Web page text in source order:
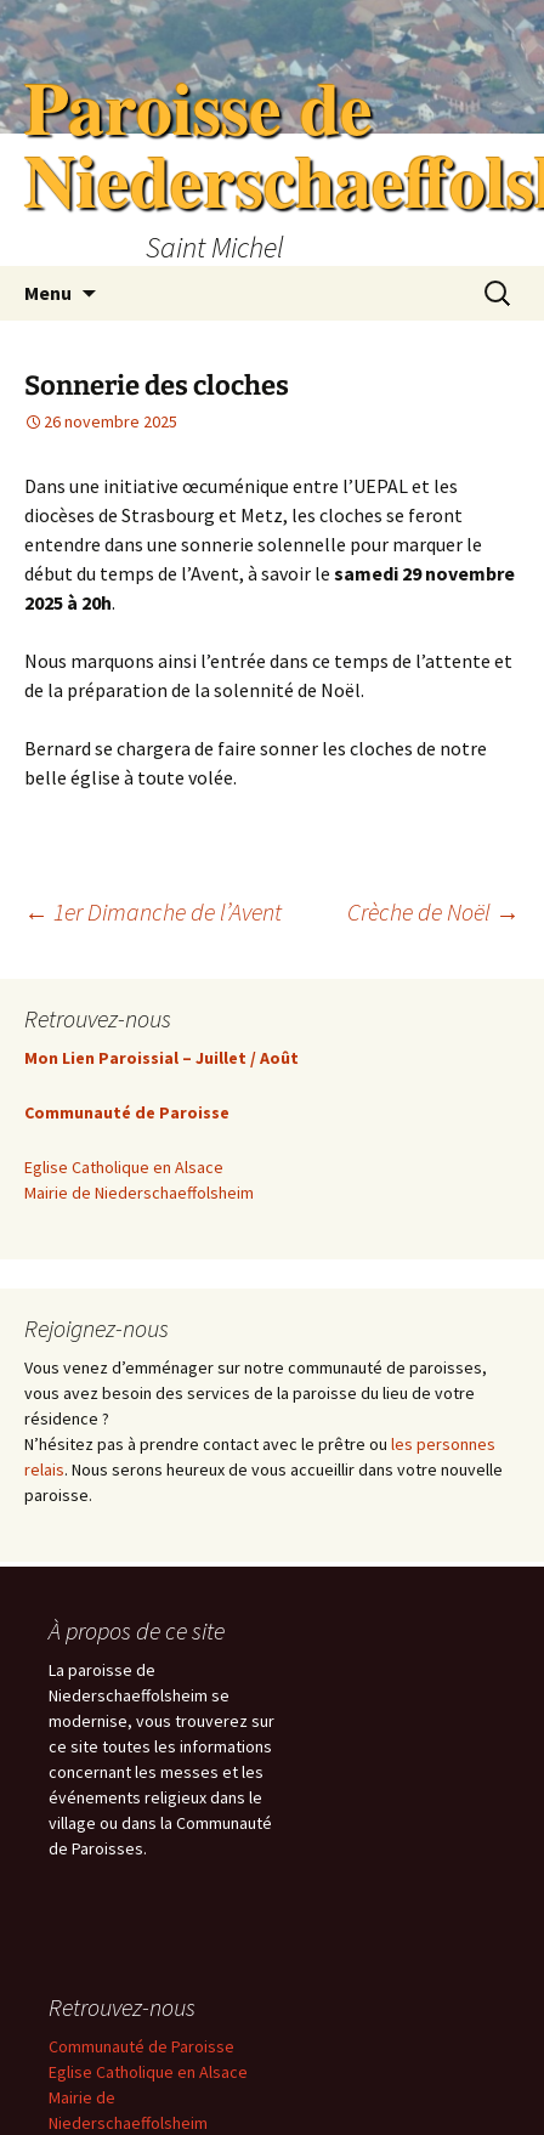
Aller
au
contenu
Paroisse de
Saint Michel
Menu
Sonnerie des cloches
26 novembre 2025
Dans une initiative œcuménique entre l’UEPAL et les
diocèses de Strasbourg et Metz, les cloches se feront
entendre dans une sonnerie solennelle pour marquer le
début du temps de l’Avent, à savoir le samedi 29 novembre
2025 à 20h.
Nous marquons ainsi l’entrée dans ce temps de l’attente et
de la préparation de la solennité de Noël.
Bernard se chargera de faire sonner les cloches de notre
belle église à toute volée.
Navigation
des
articles
← 1er Dimanche de l’Avent Crèche de Noël →
Retrouvez-nous
Mon Lien Paroissial – Juillet / Août
Communauté de Paroisse
Eglise Catholique en Alsace
Mairie de Niederschaeffolsheim
Rejoignez-nous
Vous venez d’emménager sur notre communauté de paroisses,
vous avez besoin des services de la paroisse du lieu de votre
résidence ?
N’hésitez pas à prendre contact avec le prêtre ou les personnes
relais. Nous serons heureux de vous accueillir dans votre nouvelle
paroisse.
À propos de ce site
La paroisse de
Niederschaeffolsheim se
modernise, vous trouverez sur
ce site toutes les informations
concernant les messes et les
événements religieux dans le
village ou dans la Communauté
de Paroisses.
Retrouvez-nous
Communauté de Paroisse
Eglise Catholique en Alsace
Mairie de
Niederschaeffolsheim